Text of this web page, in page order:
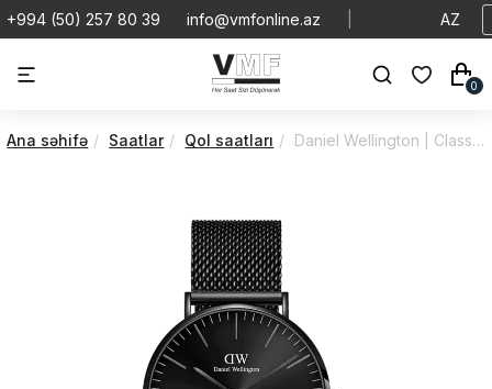
+994 (50) 257 80 39 info@vmfonline.az AZ
0
Ana səhifə Saatlar Qol saatları Daniel Wellington | Classic | Ashfield | DW00100632